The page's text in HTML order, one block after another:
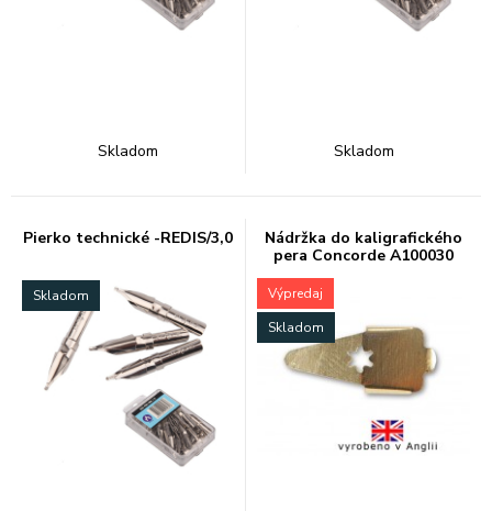
Skladom Skladom
Pierko technické -REDIS/3,0
Skladom
Nádržka do kaligrafického
pera Concorde A100030
Výpredaj
Skladom